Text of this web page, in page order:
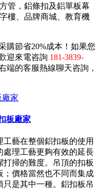
管，鋁條扣及鋁單板幕
樓、品牌商城、教育機
購節省20%成本！如果您
迎來電咨詢 181-3839-
端的客服熱線聊天咨詢，
板廠家
藝在整個鋁扣板的使用
處理工藝更夠有效的延長
掃的難度。吊頂的扣板
；價格當然也不同而集成
只是其中一種。鋁扣板吊